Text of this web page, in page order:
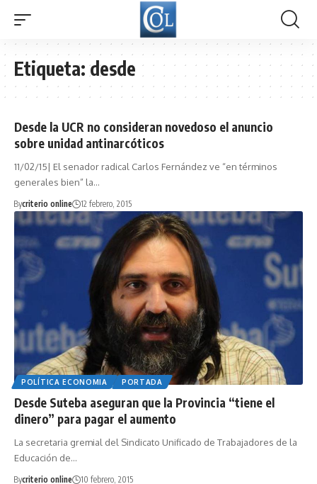
Etiqueta:desde
Desde la UCR no consideran novedoso el anuncio
sobre unidad antinarcóticos
11/02/15| El senador radical Carlos Fernández ve “en términos
generales bien” la…
Bycriterio online 12 febrero, 2015
POLÍTICA ECONOMIA PORTADA
Desde Suteba aseguran que la Provincia “tiene el
dinero” para pagar el aumento
La secretaria gremial del Sindicato Unificado de Trabajadores de la
Educación de…
Bycriterio online 10 febrero, 2015